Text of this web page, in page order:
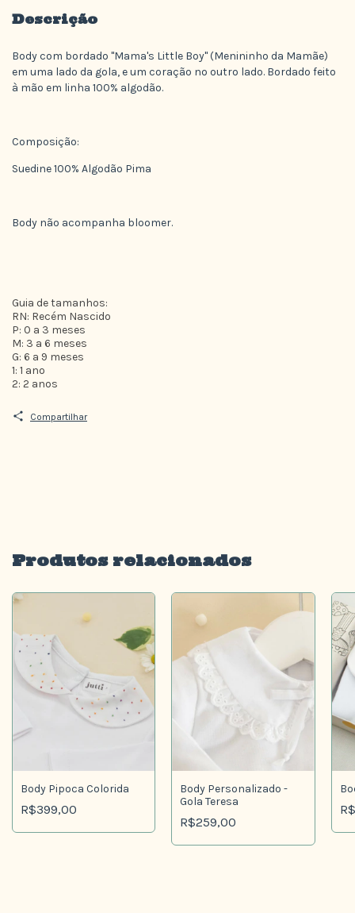
Descrição
Body com bordado "Mama's Little Boy" (Menininho da Mamãe)
em uma lado da gola, e um coração no outro lado. Bordado feito
à mão em linha 100% algodão.
Composição:
Suedine 100% Algodão Pima
Body não acompanha bloomer.
Guia de tamanhos:
RN: Recém Nascido
P: 0 a 3 meses
M: 3 a 6 meses
G: 6 a 9 meses
1: 1 ano
2: 2 anos
Compartilhar
Produtos relacionados
Body Pipoca Colorida
R$399,00
Body Personalizado -
Gola Teresa
R$259,00